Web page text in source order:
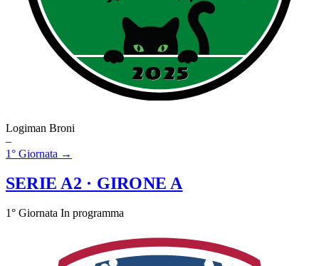
Logiman Broni
–
1° Giornata →
SERIE A2 · GIRONE A
1° Giornata In programma